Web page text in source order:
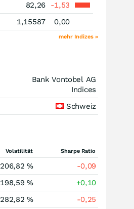
82,26
-1,53
1,15587 0,00
mehr Indizes »
Bank Vontobel AG
Indices
Schweiz
Volatilität Sharpe Ratio
206,82 %
-0,09
198,59 %
+0,10
282,82 %
-0,25